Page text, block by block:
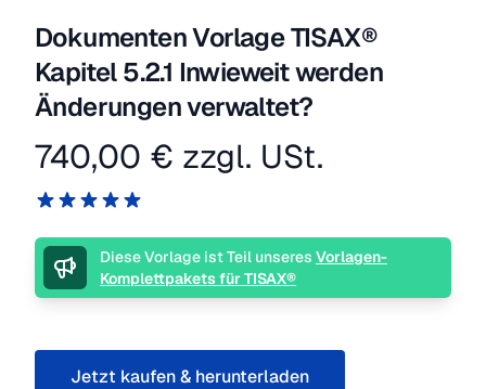
Dokumenten Vorlage TISAX®
Kapitel 5.2.1 Inwieweit werden
Änderungen verwaltet?
Produktinformation
740,00 € zzgl. USt.
Reviews
5 von 5 Sternen
BeschreibungDiese Vorlage ist Teil unseres Vorlagen-
Komplettpakets für TISAX®
Jetzt kaufen & herunterladen